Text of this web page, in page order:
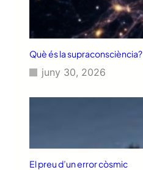
Què és la supraconsciència?
juny 30, 2026
El preu d’un error còsmic